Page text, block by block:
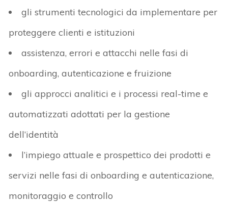
gli strumenti tecnologici da implementare per
proteggere clienti e istituzioni
assistenza, errori e attacchi nelle fasi di
onboarding, autenticazione e fruizione
gli approcci analitici e i processi real-time e
automatizzati adottati per la gestione
dell’identità
l’impiego attuale e prospettico dei prodotti e
servizi nelle fasi di onboarding e autenticazione,
monitoraggio e controllo